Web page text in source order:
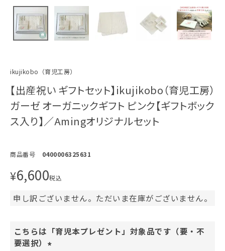
ikujikobo（育児工房）
【出産祝い ギフトセット】ikujikobo（育児工房）
ガーゼ オーガニックギフト ピンク【ギフトボック
ス入り】／Amingオリジナルセット
商品番号 0400006325631
¥6,600税込
申し訳ございません。ただいま在庫がございません。
こちらは「育児本プレゼント」対象品です（要・不
要選択）